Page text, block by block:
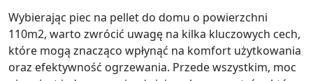
Wybierając piec na pellet do domu o powierzchni
110m2, warto zwrócić uwagę na kilka kluczowych cech,
które mogą znacząco wpłynąć na komfort użytkowania
oraz efektywność ogrzewania. Przede wszystkim, moc